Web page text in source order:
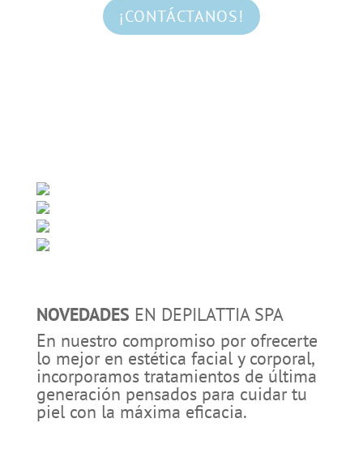
¡CONTÁCTANOS!
NOVEDADES EN DEPILATTIA SPA
En nuestro compromiso por ofrecerte
lo mejor en estética facial y corporal,
incorporamos tratamientos de última
generación pensados para cuidar tu
piel con la máxima eficacia.